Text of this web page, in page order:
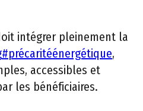
intégrer pleinement la
#précaritéénergétique,
accessibles et
les bénéficiaires.